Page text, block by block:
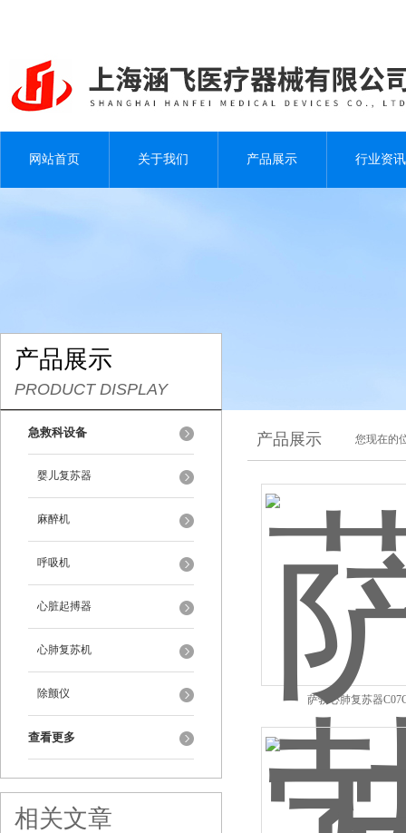
网站首页 关于我们 产品展示 行业资讯
产品展示
PRODUCT DISPLAY
急救科设备
婴儿复苏器
麻醉机
呼吸机
心脏起搏器
心肺复苏机
除颤仪
查看更多
相关文章
产品展示 您现在的
萨勃心肺复苏器